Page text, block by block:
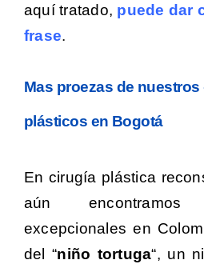
aquí tratado, puede dar
frase.
Mas proezas de
plásticos en Bogotá
En cirugía plástica
aún
excepcionales en
del “niño tortuga“, un